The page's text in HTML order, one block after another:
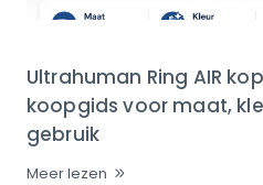
Ultrahuman Ring AIR
koopgids voor maat,
gebruik
Meer lezen